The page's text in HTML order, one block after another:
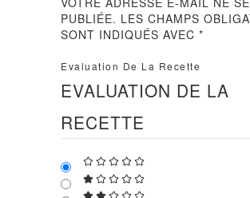
PUBLIÉE. LES CHAMPS
SONT INDIQUÉS AVEC*
Evaluation De La Recette
EVALUATION DE LA
RECETTE